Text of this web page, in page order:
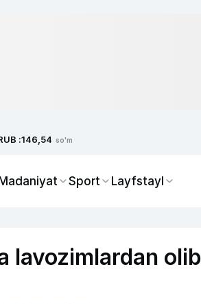
:146,54 so'm
Sport Layfstayl
lavozimlardan olib